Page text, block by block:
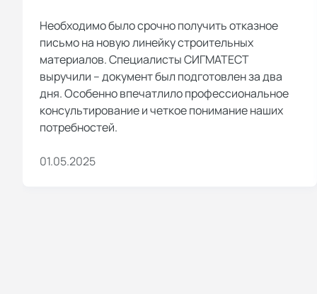
Необходимо было срочно получить отказное
письмо на новую линейку строительных
материалов. Специалисты СИГМАТЕСТ
выручили – документ был подготовлен за два
дня. Особенно впечатлило профессиональное
консультирование и четкое понимание наших
потребностей.
01.05.2025